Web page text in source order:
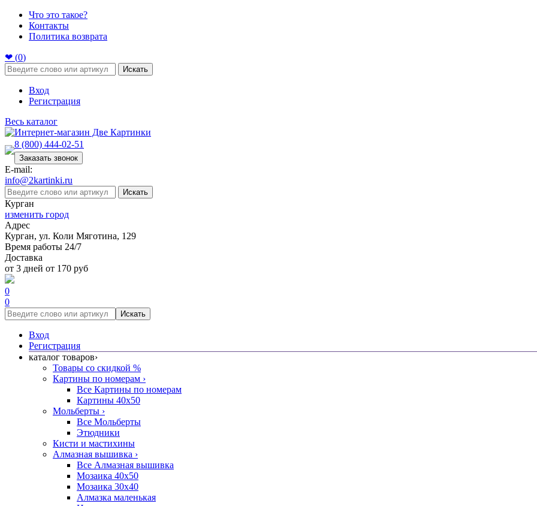
Что это такое?
Контакты
Политика возврата
❤ (0)
Искать
Вход
Регистрация
Весь каталог
8 (800) 444-02-51
Заказать звонок
E-mail:
info@2kartinki.ru
Искать
Курган
изменить город
Адрес
Курган, ул. Коли Мяготина, 129
Время работы 24/7
Доставка
от 3 дней от 170 руб
0
0
Искать
Вход
Регистрация
каталог товаров›
Товары со скидкой %
Картины по номерам ›
Все Картины по номерам
Картины 40x50
Мольберты ›
Все Мольберты
Этюдники
Кисти и мастихины
Алмазная вышивка ›
Все Алмазная вышивка
Мозаика 40x50
Мозаика 30x40
Алмазка маленькая